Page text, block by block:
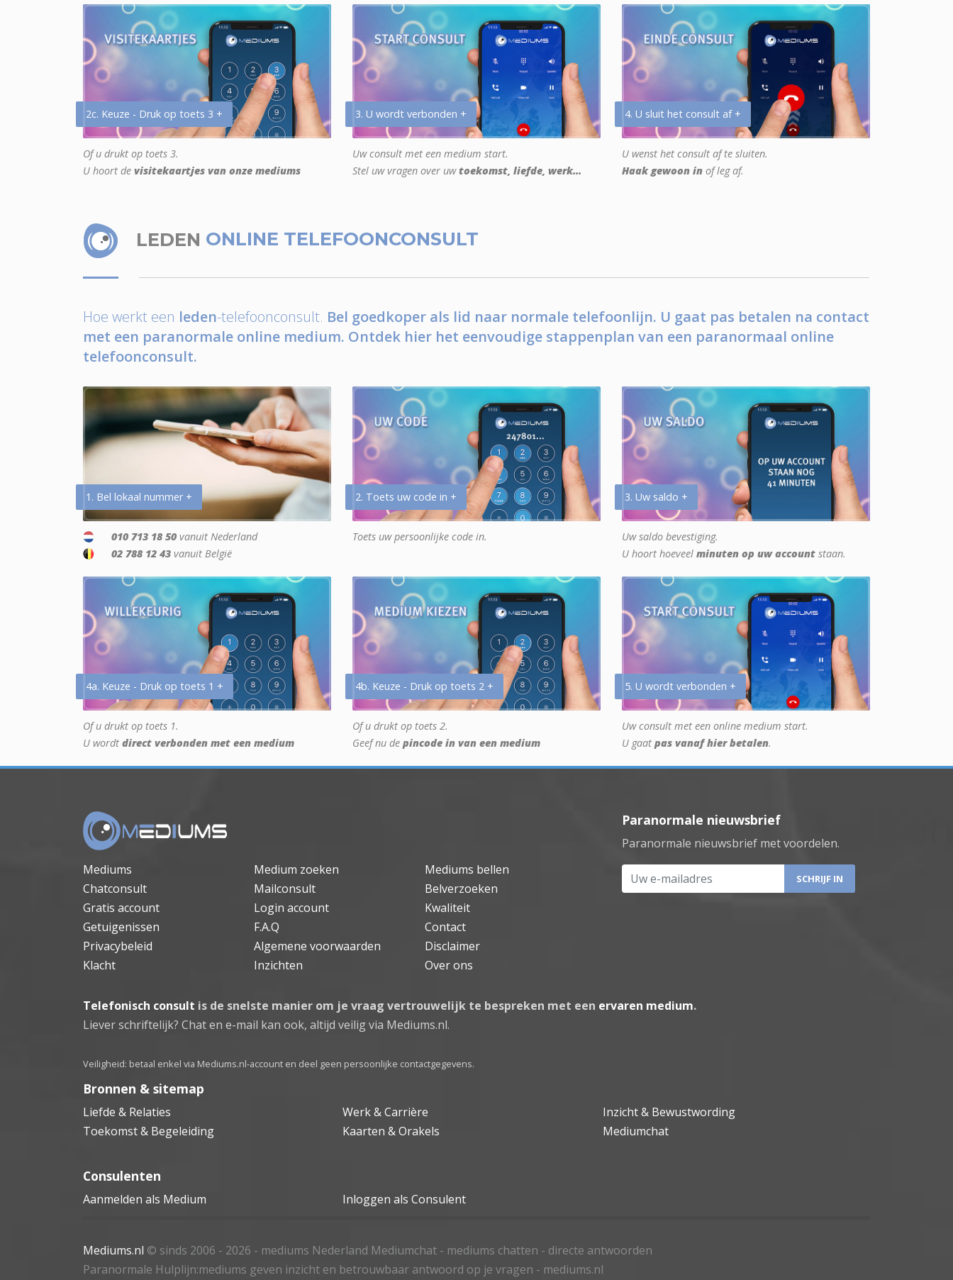
2c. Keuze - Druk op toets 3 +
Of u drukt op toets 3.
U hoort de visitekaartjes van onze mediums
3. U wordt verbonden +
Uw consult met een medium start.
Stel uw vragen over uwtoekomst, liefde, werk...
4. U sluit het consult af +
U wenst het consult af te sluiten.
Haak gewoon in of leg af.
LEDEN ONLINE TELEFOONCONSULT
Hoe werkt een leden-telefoonconsult. Bel goedkoper als lid naar normale telefoonlijn. U gaat pas betalen na contact
met een paranormale online medium. Ontdek hier het eenvoudige stappenplan van een paranormaal online
telefoonconsult.
1. Bel lokaal nummer +
010 713 18 50 vanuit Nederland
02 788 12 43 vanuit België
2. Toets uw code in +
Toets uw persoonlijke code in.
3. Uw saldo +
Uw saldo bevestiging.
U hoort hoeveel minuten op uw account staan.
4a. Keuze - Druk op toets 1 +
Of u drukt op toets 1.
U wordt direct verbonden met een medium
4b. Keuze - Druk op toets 2 +
Of u drukt op toets 2.
Geef nu de pincode in van een medium
5. U wordt verbonden +
Uw consult met een online medium start.
U gaat pas vanaf hier betalen.
Mediums Medium zoeken
Mediums bellen
Chatconsult
Mailconsult
Belverzoeken
Gratis account
Login account
Kwaliteit
Getuigenissen
F.A.Q
Contact
Privacybeleid
Algemene voorwaarden
Disclaimer
Klacht
Inzichten Over ons
Paranormale nieuwsbrief
Paranormale nieuwsbrief met voordelen.
Uw e-mailadres
Telefonisch consult is de snelste manier om je vraag vertrouwelijk te bespreken met een ervaren medium.
Liever schriftelijk? Chat en e-mail kan ook, altijd veilig via Mediums.nl.
Veiligheid: betaal enkel via Mediums.nl-account en deel geen persoonlijke contactgegevens.
Bronnen & sitemap
Liefde & Relaties Werk & Carrière
Inzicht & Bewustwording
Toekomst & Begeleiding
Kaarten & Orakels Mediumchat
Consulenten
Aanmelden als Medium Inloggen als Consulent
Mediums.nl © sinds 2006 - 2026 - mediums Nederland Mediumchat - mediums chatten - directe antwoorden
Paranormale Hulplijn:mediums geven inzicht en betrouwbaar antwoord op je vragen - mediums.nl